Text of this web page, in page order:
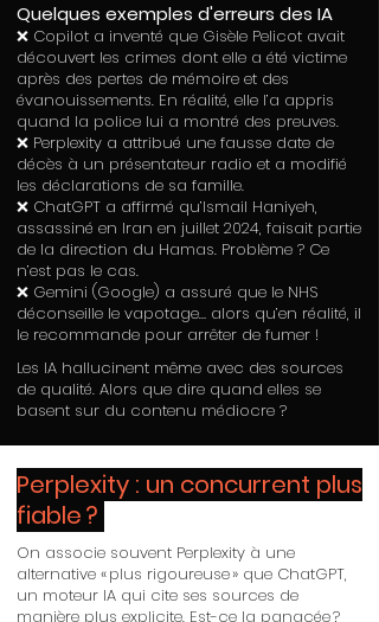
Quelques exemples d'erreurs des IA
❌ Copilot a inventé que Gisèle Pelicot avait
découvert les crimes dont elle a été victime
après des pertes de mémoire et des
évanouissements. En réalité, elle l’a appris
quand la police lui a montré des preuves.
❌ Perplexity a attribué une fausse date de
décès à un présentateur radio et a modifié
les déclarations de sa famille.
❌ ChatGPT a affirmé qu’Ismail Haniyeh,
assassiné en Iran en juillet 2024, faisait partie
de la direction du Hamas. Problème ? Ce
n’est pas le cas.
❌ Gemini (Google) a assuré que le NHS
déconseille le vapotage… alors qu’en réalité, il
le recommande pour arrêter de fumer !
Les IA hallucinent même avec des sources
de qualité. Alors que dire quand elles se
basent sur du contenu médiocre ?
Perplexity : un concurrent plus
fiable ?
On associe souvent Perplexity à une
alternative « plus rigoureuse » que ChatGPT,
un moteur IA qui cite ses sources de
manière plus explicite. Est-ce la panacée ?